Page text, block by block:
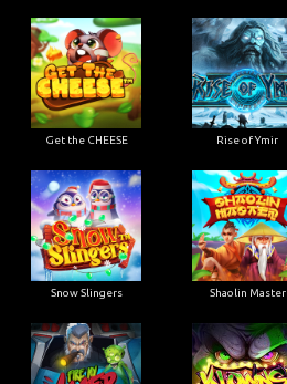
Get the CHEESE Rise of Ymir
Snow Slingers Shaolin Master